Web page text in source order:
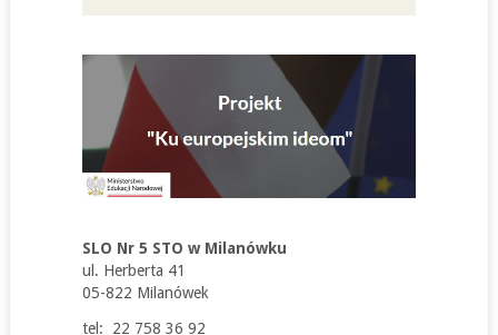
SLO Nr 5 STO w Milanówku
ul. Herberta 41
05-822 Milanówek
tel: 22 758 36 92